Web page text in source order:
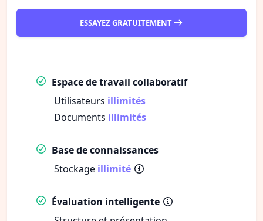
ESSAYEZ GRATUITEMENT
Espace de travail collaboratif
Utilisateurs illimités
Documents illimités
Base de connaissances
Stockage illimité
Évaluation intelligente